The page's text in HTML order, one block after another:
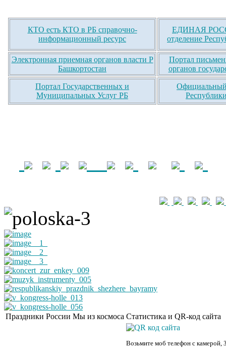
КТО есть КТО в РБ справочно-
информационный ресурс
ЕДИНАЯ
отделение
Электронная приемная органов власти Р
Башкортостан
Портал
органов
Портал Государственных и
Муниципальных Услуг РБ
Официальный
Праздники России Мы из космоса Статистика и QR-код сайта
Возьмите моб телефон с камерой,